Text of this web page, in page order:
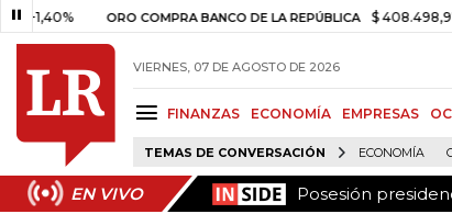
ORO COMPRA BANCO DE LA REPÚBLICA $ 408.498,97 +$
VIERNES, 07 DE AGOSTO DE 2026
FINANZAS ECONOMÍA EMPRESAS
TEMAS DE CONVERSACIÓN ECONOMÍA
EN VIVO Posesión
EN VIVO Posesión